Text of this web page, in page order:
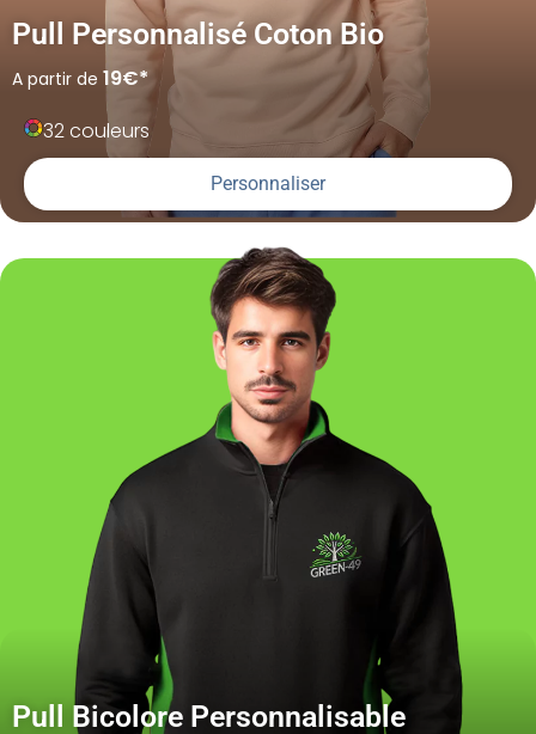
Pull Personnalisé Coton Bio
A partir de 19€*
32 couleurs
Personnaliser
Pull Bicolore Personnalisable